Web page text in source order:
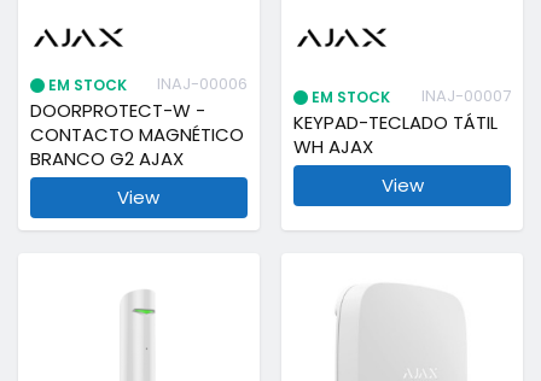
EM STOCK INAJ-00006
DOORPROTECT-W -
CONTACTO MAGNÉTICO
BRANCO G2 AJAX
View
EM STOCK INAJ-00007
KEYPAD-TECLADO TÁTIL
WH AJAX
View